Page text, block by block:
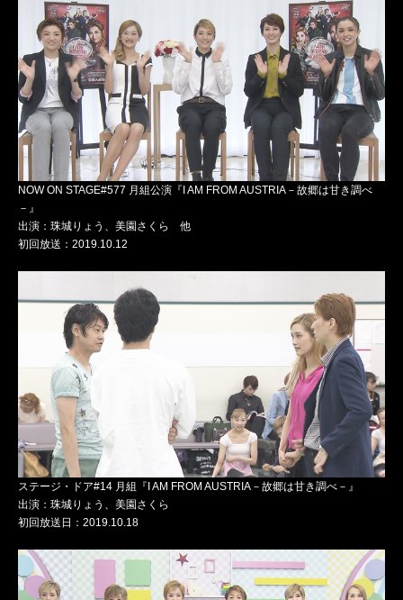
NOW ON STAGE#577 月組公演『I AM FROM AUSTRIA－故郷は甘き調べ
－』
出演：珠城りょう、美園さくら 他
初回放送：2019.10.12
ステージ・ドア#14 月組『I AM FROM AUSTRIA－故郷は甘き調べ－』
出演：珠城りょう、美園さくら
初回放送日：2019.10.18